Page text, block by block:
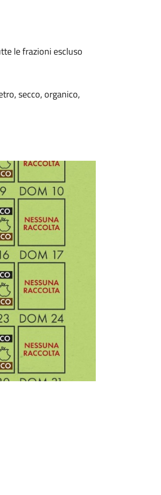
le frazioni escluso
secco, organico,